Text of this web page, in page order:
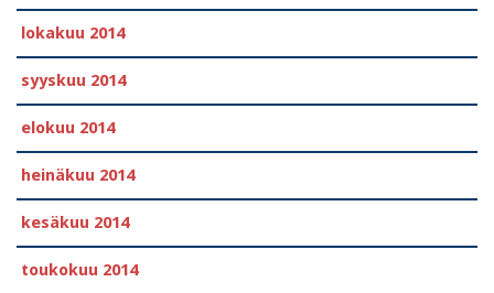
lokakuu 2014
syyskuu 2014
elokuu 2014
heinäkuu 2014
kesäkuu 2014
toukokuu 2014